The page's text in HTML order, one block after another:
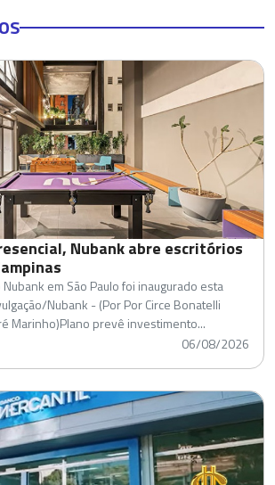
Nubank abre escritórios
em São Paulo foi inaugurado esta
Nubank - (Por Por Circe Bonatelli
Marinho)Plano prevê investimento...
06/08/2026